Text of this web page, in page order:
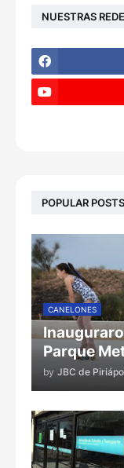
NUESTRAS
POPULAR POSTS
CANELONES
Parque
by JBC de